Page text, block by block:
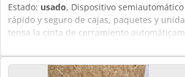
Estado: usado, Dispositivo
rápido y seguro de cajas, paquetes y
tensa la cinta de cerramiento
envío, almacenes y áreas de embalaje,
Tamaño de la mesa: 850 x 560 mm -
69,00 € Cjdpfx Abjzrx Rvo Sjrf